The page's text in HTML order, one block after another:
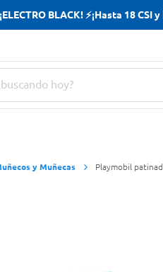
¡ELECTRO BLACK! ⚡¡Hasta 18
hoy?
y Muñecas Playmobil